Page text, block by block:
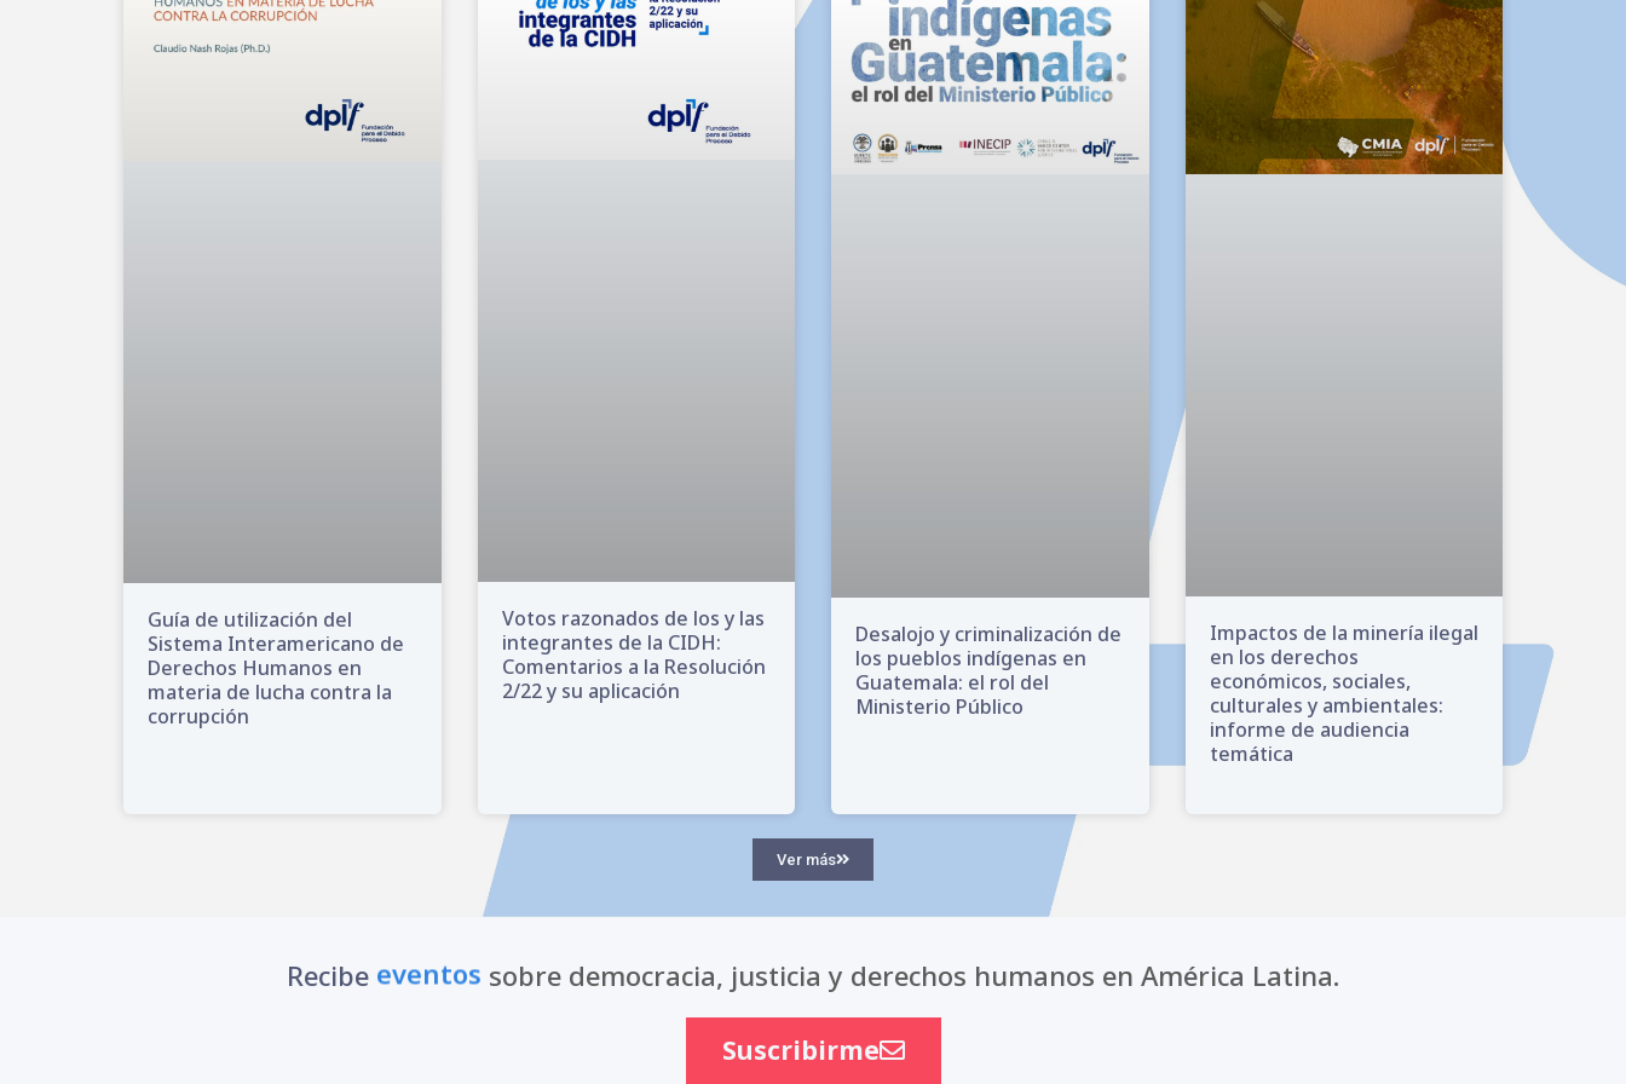
Guía de utilización del
Sistema Interamericano de
Derechos Humanos en
materia de lucha contra la
corrupción
Votos razonados de los y las
integrantes de la CIDH:
Comentarios a la Resolución
2/22 y su aplicación
Desalojo y criminalización de
los pueblos indígenas en
Guatemala: el rol del
Ministerio Público
Impactos de la minería ilegal
en los derechos
económicos, sociales,
culturales y ambientales:
informe de audiencia
temática
Ver más
Recibe eventos sobre democracia, justicia y derechos humanos en América Latina.
Suscribirme